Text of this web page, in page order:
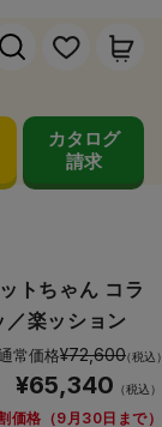
カタログ
請求
トちゃん コラ
／楽ッション
常価格¥72,600（税込
¥65,340 （税込）
価格（9月30日まで）